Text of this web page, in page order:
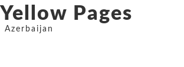
Yellow Pages
Azerbaijan